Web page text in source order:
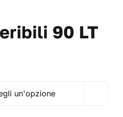
90 LT